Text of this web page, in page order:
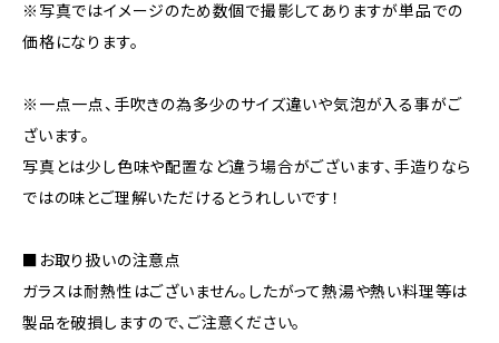
※写真ではイメージのため数個で撮影してありますが単品での
価格になります。
※一点一点、手吹きの為多少のサイズ違いや気泡が入る事がご
ざいます。
写真とは少し色味や配置など違う場合がございます、手造りなら
ではの味とご理解いただけるとうれしいです！
■お取り扱いの注意点
ガラスは耐熱性はございません。したがって熱湯や熱い料理等は
製品を破損しますので、ご注意ください。